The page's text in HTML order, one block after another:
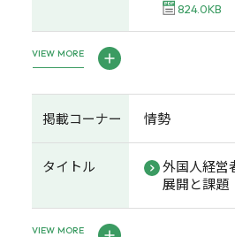
824.0KB
VIEW MORE
掲載コーナー 情勢
タイトル
外国人経営
展開と課題
VIEW MORE